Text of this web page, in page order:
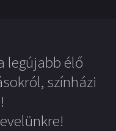
legújabb élő
színházi